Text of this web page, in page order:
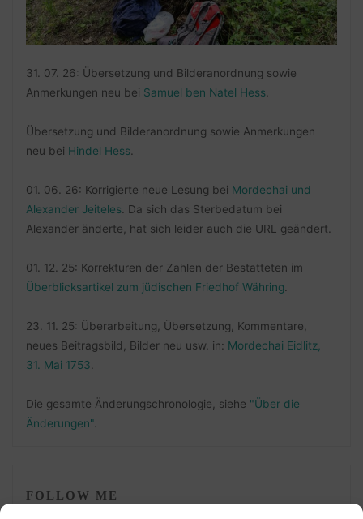
31. 07. 26: Übersetzung und Bilderanordnung sowie
Anmerkungen neu bei Samuel ben Natel Hess.
Übersetzung und Bilderanordnung sowie Anmerkungen
neu bei Hindel Hess.
01. 06. 26: Korrigierte neue Lesung bei Mordechai und
Alexander Jeiteles. Da sich das Sterbedatum bei
Alexander änderte, hat sich leider auch die URL geändert.
01. 12. 25: Korrekturen der Zahlen der Bestatteten im
Überblicksartikel zum jüdischen Friedhof Währing.
23. 11. 25: Überarbeitung, Übersetzung, Kommentare,
neues Beitragsbild, Bilder neu usw. in: Mordechai Eidlitz,
31. Mai 1753.
Die gesamte Änderungschronologie, siehe "Über die
Änderungen".
FOLLOW ME